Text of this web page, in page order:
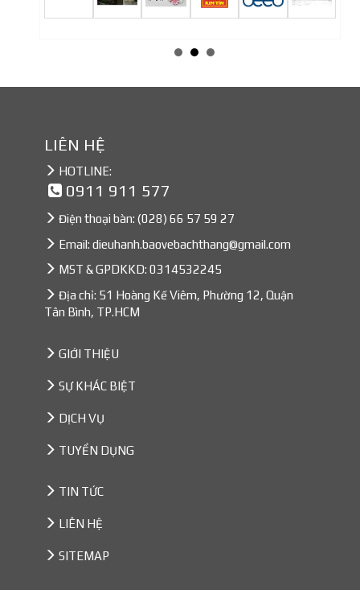
LIÊN HỆ
HOTLINE:
0911 911 577
Điện thoại bàn: (028) 66 57 59 27
Email: dieuhanh.baovebachthang@gmail.com
MST & GPDKKD: 0314532245
Địa chỉ: 51 Hoàng Kế Viêm, Phường 12, Quận
Tân Bình, TP.HCM
GIỚI THIỆU
SỰ KHÁC BIỆT
DỊCH VỤ
TUYỂN DỤNG
TIN TỨC
LIÊN HỆ
SITEMAP